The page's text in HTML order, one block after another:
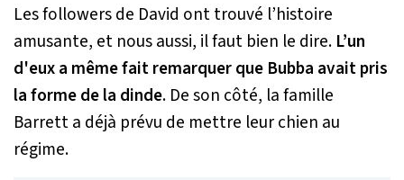
Les followers de David ont trouvé l’histoire
amusante, et nous aussi, il faut bien le dire. L’un
d'eux a même fait remarquer que Bubba avait pris
la forme de la dinde. De son côté, la famille
Barrett a déjà prévu de mettre leur chien au
régime.